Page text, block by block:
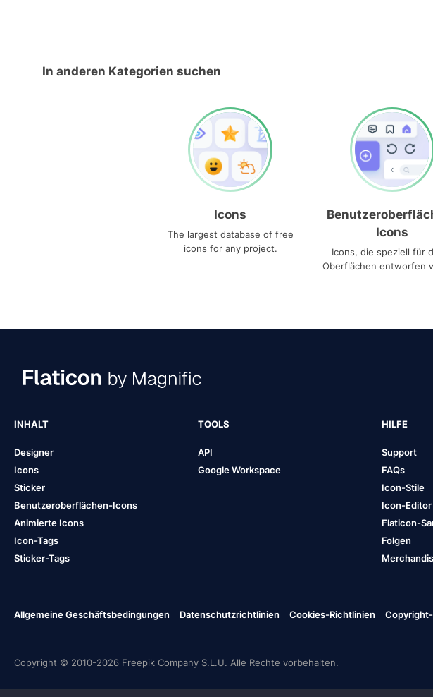
In anderen Kategorien suchen
Icons
The largest database of free
icons for any project.
Icons
Icons, die speziell für
Oberflächen entworfen
INHALT
Designer
Icons
Sticker
Benutzeroberflächen-Icons
Animierte Icons
Icon-Tags
Sticker-Tags
TOOLS
API
Google Workspace
HILFE
Support
FAQs
Icon-Stile
Icon-Editor
Flaticon-
Folgen
Allgemeine Geschäftsbedingungen Datenschutzrichtlinien Cookies-Richtlinien
Copyright © 2010-2026 Freepik Company S.L.U. Alle Rechte vorbehalten.